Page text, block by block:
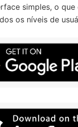
simples, o que
os níveis de